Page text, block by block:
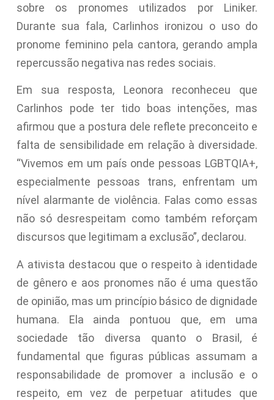
sobre os pronomes utilizados por Liniker.
Durante sua fala, Carlinhos ironizou o uso do
pronome feminino pela cantora, gerando ampla
repercussão negativa nas redes sociais.
Em sua resposta, Leonora reconheceu que
Carlinhos pode ter tido boas intenções, mas
afirmou que a postura dele reflete preconceito e
falta de sensibilidade em relação à diversidade.
“Vivemos em um país onde pessoas LGBTQIA+,
especialmente pessoas trans, enfrentam um
nível alarmante de violência. Falas como essas
não só desrespeitam como também reforçam
discursos que legitimam a exclusão”, declarou.
A ativista destacou que o respeito à identidade
de gênero e aos pronomes não é uma questão
de opinião, mas um princípio básico de dignidade
humana. Ela ainda pontuou que, em uma
sociedade tão diversa quanto o Brasil, é
fundamental que figuras públicas assumam a
responsabilidade de promover a inclusão e o
respeito, em vez de perpetuar atitudes que